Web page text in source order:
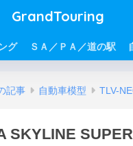
GrandTouring
グ ＳＡ／ＰＡ／道の駅
記事 自動車模型 TLV-
SKYLINE SUPER